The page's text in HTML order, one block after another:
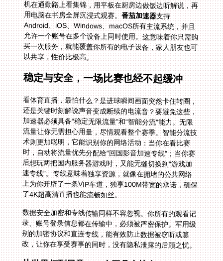
用电脑在书房全屏沉浸式观赛。番茄加速器支持
Android、iOS、Windows、macOS所有主流系统，并且
允许一个账号在多个设备上同时使用。这意味着你只需购
买一次服务，就能覆盖你所有的电子设备，家人朋友也可
以共享，性价比极高。
稳定与安全，一场比赛也经不起缓冲
看体育直播，最怕什么？是进球瞬间画面突然卡住转圈，
还是关键时刻解说声音变成断续的电流音？要避免这些，
加速器必须具备“稳定无限流量”和“智能分流”能力。无限
流量让你无需担心用量，尽情观看整个赛季。智能分流技
术则更加聪明，它能识别你的网络活动：当你在看比赛
时，自动将流量优先分配给“回国影音加速专线”；当你赛
后想玩两把国内服务器游戏时，又能无缝切换到“游戏加
速专线”。专线意味着独享资源，就像在拥堵的公共网络
上为你开辟了一条VIP车道，独享100M带宽的承诺，确保
了4K超高清直播也能流畅如丝。
数据安全加密和专线传输同样不容忽视。你所有的观看记
录、账号登录信息都在传输中，必须被严密保护。军用级
别的加密协议和直连专线，能有效防止数据被窃听或篡
改，让你在享受赛事的同时，没有隐私泄露的后顾之忧。